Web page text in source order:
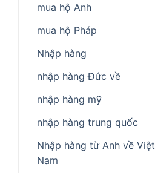
mua hộ Anh
mua hộ Pháp
Nhập hàng
nhập hàng Đức về
nhập hàng mỹ
nhập hàng trung quốc
Nhập hàng từ Anh về Việt
Nam